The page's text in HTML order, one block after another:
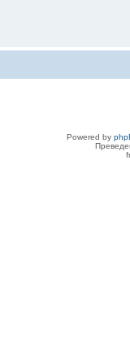
Powered by